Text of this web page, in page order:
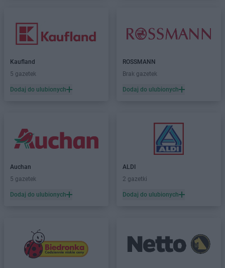
Kaufland
5 gazetek
Dodaj do ulubionych
ROSSMANN
Brak gazetek
Dodaj do ulubionych
Auchan
5 gazetek
Dodaj do ulubionych
ALDI
2 gazetki
Dodaj do ulubionych